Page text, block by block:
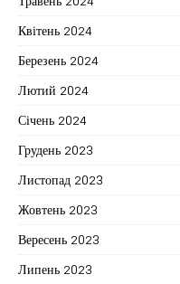
Квітень 2024
Березень 2024
Лютий 2024
Січень 2024
Грудень 2023
Листопад 2023
Жовтень 2023
Вересень 2023
Липень 2023